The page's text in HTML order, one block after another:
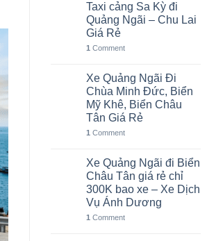
Taxi cảng Sa Kỳ đi
Quảng Ngãi – Chu Lai
Giá Rẻ
1 Comment
Xe Quảng Ngãi Đi
Chùa Minh Đức, Biển
Mỹ Khê, Biển Châu
Tân Giá Rẻ
1 Comment
Xe Quảng Ngãi đi Biển
Châu Tân giá rẻ chỉ
300K bao xe – Xe Dịch
Vụ Ánh Dương
1 Comment